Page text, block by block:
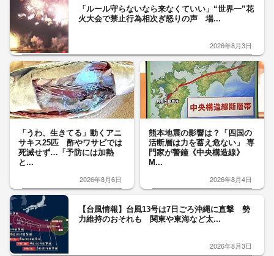
「ルール守らないなら来なくていい」“世界一”花
火大会で禁止行為相次ぎ怒りの声 場...
2026年8月3日
「うわ、生きてる」動くアニ
サキス25匹 酢やワサビでは
死滅せず…「予防には加熱
と...
2026年8月6日
熊本地震の影響は？「四国の
活断層は力を蓄え危ない」 専
門家が警鐘《中央構造線》
M...
2026年8月4日
【台風情報】台風13号は7日ごろ沖縄に直撃 勢
力維持のおそれも 関東や東海など太...
2026年8月3日